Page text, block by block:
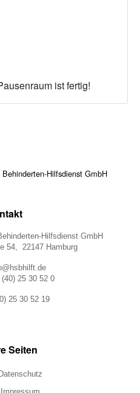
ist fertig!
Hilfsdienst GmbH
54, 22147 Hamburg
25 30 52 0
25 30 52 19
Seiten
Datenschutz